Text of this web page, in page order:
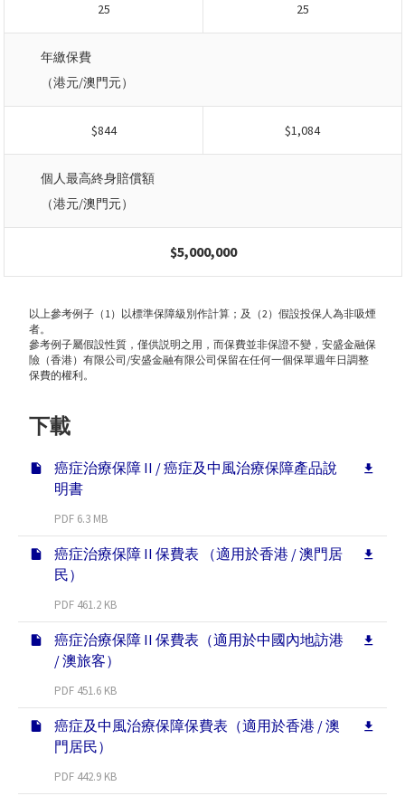
25 25
年繳保費
（港元/澳門元）
$844 $1,084
個人最高終身賠償額
（港元/澳門元）
$5,000,000
以上參考例子（1）以標準保障級別作計算；及（2）假設投保人為非吸煙
者。
參考例子屬假設性質，僅供説明之用，而保費並非保證不變，安盛金融保
險（香港）有限公司/安盛金融有限公司保留在任何一個保單週年日調整
保費的權利。
下載
癌症治療保障 II / 癌症及中風治療保障產品說
明書
PDF 6.3 MB
癌症治療保障 II 保費表 （適用於香港 / 澳門居
民）
PDF 461.2 KB
癌症治療保障 II 保費表（適用於中國內地訪港
/ 澳旅客）
PDF 451.6 KB
癌症及中風治療保障保費表（適用於香港 / 澳
門居民）
PDF 442.9 KB